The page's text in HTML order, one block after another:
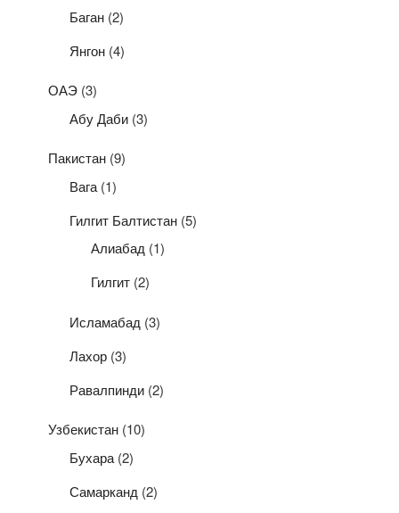
Баган (2)
Янгон (4)
ОАЭ (3)
Абу Даби (3)
Пакистан (9)
Вага (1)
Гилгит Балтистан (5)
Алиабад (1)
Гилгит (2)
Исламабад (3)
Лахор (3)
Равалпинди (2)
Узбекистан (10)
Бухара (2)
Самарканд (2)